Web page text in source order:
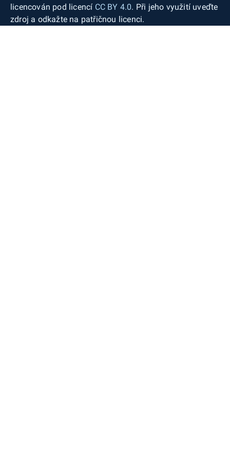
licencován pod licencí CC BY 4.0. Při jeho využití uveďte
zdroj a odkažte na patřičnou licenci.